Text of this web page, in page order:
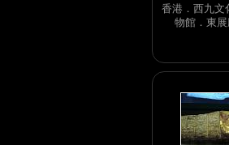
香港．西九文
物館．東